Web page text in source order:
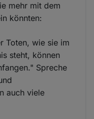
mehr mit dem
könnten:
Toten, wie sie im
steht, können
Spreche
auch viele